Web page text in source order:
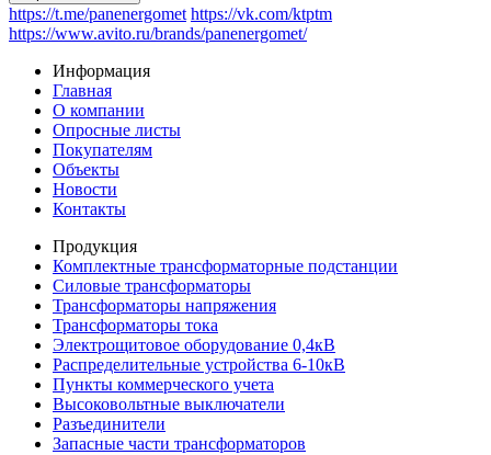
https://t.me/panenergomet https://vk.com/ktptm
https://www.avito.ru/brands/panenergomet/
Информация
Главная
О компании
Опросные листы
Покупателям
Объекты
Новости
Контакты
Продукция
Комплектные трансформаторные подстанции
Силовые трансформаторы
Трансформаторы напряжения
Трансформаторы тока
Электрощитовое оборудование 0,4кВ
Распределительные устройства 6-10кВ
Пункты коммерческого учета
Высоковольтные выключатели
Разъединители
Запасные части трансформаторов